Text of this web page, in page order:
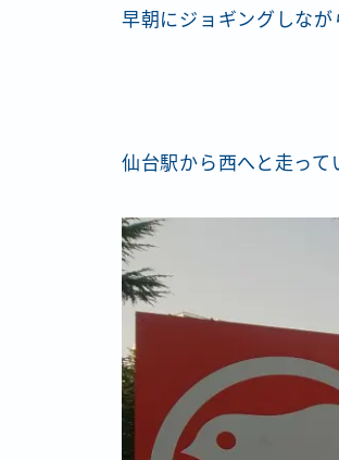
早朝にジョギングしなが
仙台駅から西へと走って